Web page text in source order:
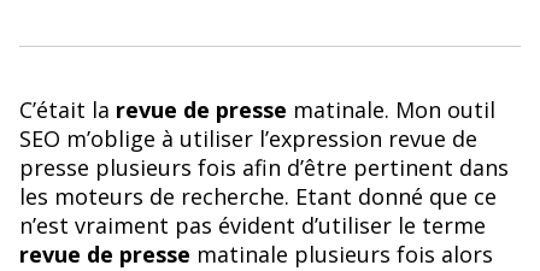
C’était la revue de presse matinale. Mon outil
SEO m’oblige à utiliser l’expression revue de
presse plusieurs fois afin d’être pertinent dans
les moteurs de recherche. Etant donné que ce
n’est vraiment pas évident d’utiliser le terme
revue de presse matinale plusieurs fois alors